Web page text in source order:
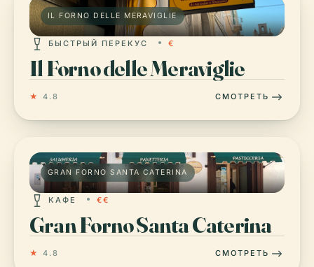
IL FORNO DELLE MERAVIGLIE
БЫСТРЫЙ ПЕРЕКУС €
Il Forno delle Meraviglie
★ 4.8 СМОТРЕТЬ
GRAN FORNO SANTA CATERINA
КАФЕ €€
Gran Forno Santa Caterina
★ 4.8 СМОТРЕТЬ